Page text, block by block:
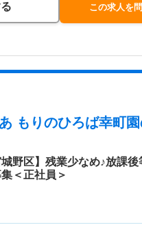
この求人を
もりのひろば幸町園
城野区】残業少なめ♪放課
＜正社員＞